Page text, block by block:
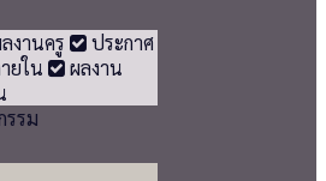
งานครู
ประกาศ
ยใน
ผลงาน
รรม